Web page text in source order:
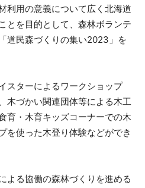
利用の意義について広く北海道
とを目的として、森林ボランテ
道民森づくりの集い2023」を
スターによるワークショップ
木づかい関連団体等による木工
育・木育キッズコーナーでの木
を使った木登り体験などができ
よる協働の森林づくりを進める